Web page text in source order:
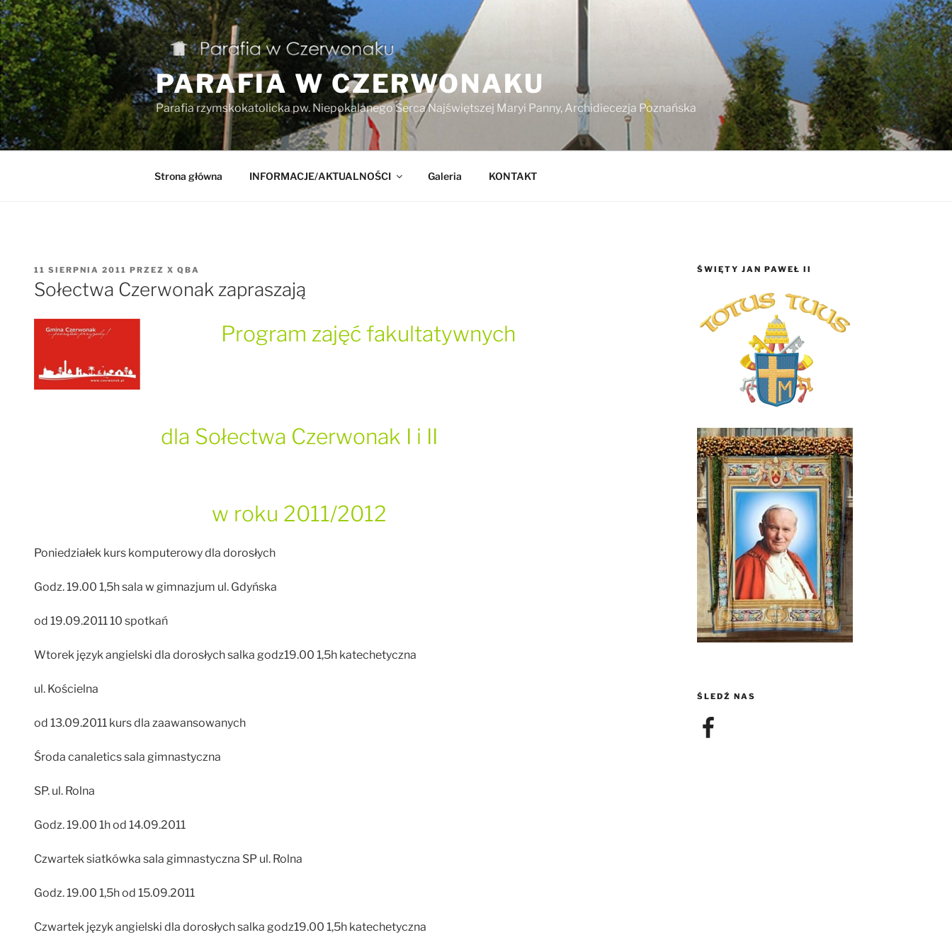
Przejdź
do
treści
PARAFIA W CZERWONAKU
Parafia rzymskokatolicka pw. Niepokalanego Serca Najświętszej Maryi Panny, Archidiecezja Poznańska
Strona główna INFORMACJE/AKTUALNOŚCI Galeria KONTAKT
OPUBLIKOWANE
W
11 SIERPNIA 2011 PRZEZ X QBA
Sołectwa Czerwonak zapraszają
Program zajęć fakultatywnych
dla Sołectwa Czerwonak I i II
w roku 2011/2012
Poniedziałek kurs komputerowy dla dorosłych
Godz. 19.00 1,5h sala w gimnazjum ul. Gdyńska
od 19.09.2011 10 spotkań
Wtorek język angielski dla dorosłych salka godz19.00 1,5h katechetyczna
ul. Kościelna
od 13.09.2011 kurs dla zaawansowanych
Środa canaletics sala gimnastyczna
SP. ul. Rolna
Godz. 19.00 1h od 14.09.2011
Czwartek siatkówka sala gimnastyczna SP ul. Rolna
Godz. 19.00 1,5h od 15.09.2011
Czwartek język angielski dla dorosłych salka godz19.00 1,5h katechetyczna
ŚWIĘTY JAN PAWEŁ II
ŚLEDŹ NAS
Facebook